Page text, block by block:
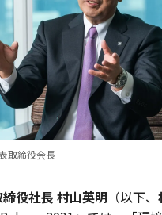
取締役会長
役社長 村山英明（以下、